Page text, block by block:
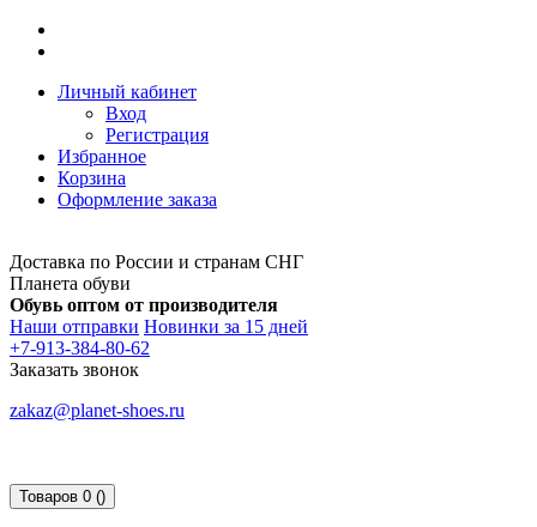
Личный кабинет
Вход
Регистрация
Избранное
Корзина
Оформление заказа
Доставка по России и странам СНГ
Планета обуви
Обувь оптом от производителя
Наши отправки Новинки за 15 дней
+7-913-384-80-62
Заказать звонок
zakaz@planet-shoes.ru
Товаров 0 ()